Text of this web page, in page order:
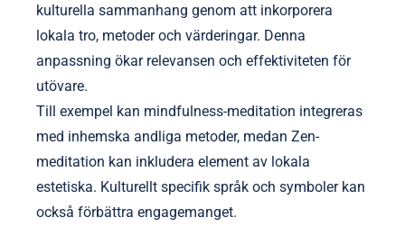
kulturella sammanhang genom att inkorporera
lokala tro, metoder och värderingar. Denna
anpassning ökar relevansen och effektiviteten för
utövare.
Till exempel kan mindfulness-meditation integreras
med inhemska andliga metoder, medan Zen-
meditation kan inkludera element av lokala
estetiska. Kulturellt specifik språk och symboler kan
också förbättra engagemanget.